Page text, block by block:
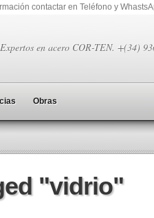
contactar en Teléfono y
Expertos en acero COR-TEN. +(34)
Obras
"vidrio"